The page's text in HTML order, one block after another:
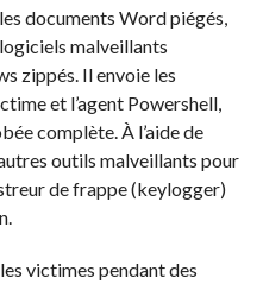
documents Word piégés,
malveillants
zippés. Il envoie les
et l’agent Powershell,
complète. À l’aide de
outils malveillants pour
de frappe (keylogger)
victimes pendant des